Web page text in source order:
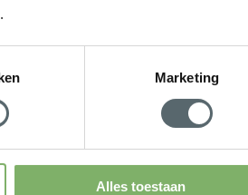
Marketing
Alles toestaan